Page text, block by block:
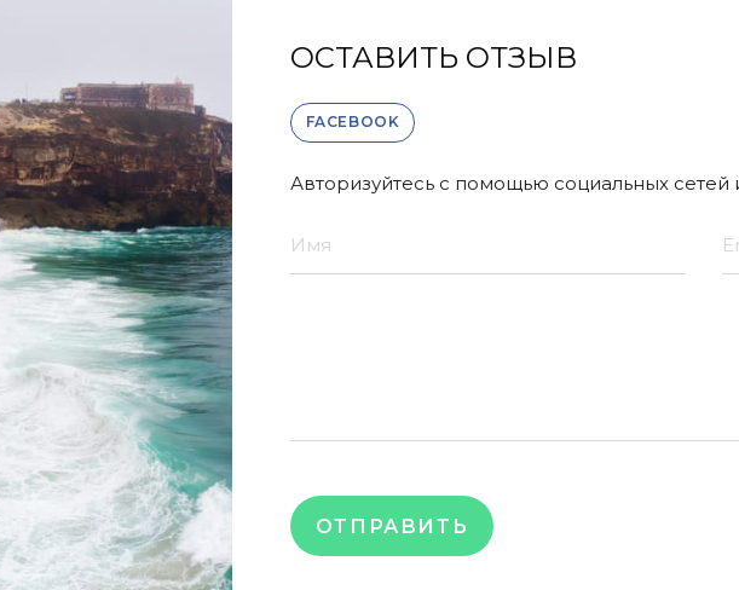
ОСТАВИТЬ ОТЗЫВ
FACEBOOK
Авторизуйтесь с помощью социальных сетей
ОТПРАВИТЬ